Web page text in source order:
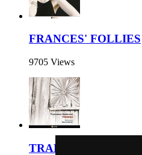
FRANCES' FOLLIES
9705 Views
TRAMAS